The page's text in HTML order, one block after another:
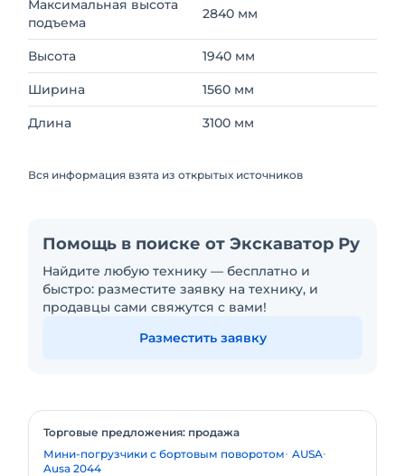
Максимальная высота
подъема
2840 мм
Высота 1940 мм
Ширина 1560 мм
Длина 3100 мм
Вся информация взята из открытых источников
Помощь в поиске от Экскаватор Ру
Найдите любую технику — бесплатно и
быстро: разместите заявку на технику, и
продавцы сами свяжутся с вами!
Разместить заявку
Торговые предложения: продажа
Мини-погрузчики с бортовым поворотом AUSA
Ausa 2044